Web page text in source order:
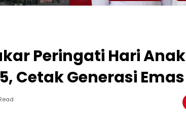
Peringati Hari Anak
Cetak Generasi Emas